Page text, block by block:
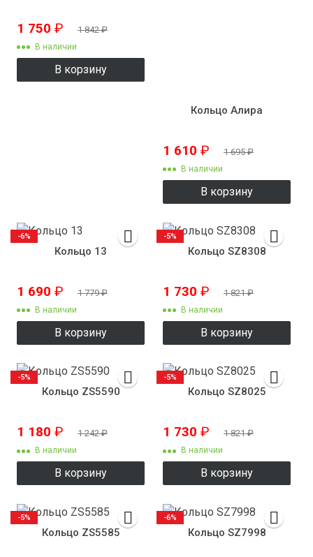
1 750 ₽ 1 842₽
В наличии
В корзину
Кольцо Алира
1 610 ₽ 1 695₽
В наличии
В корзину
Кольцо 13
1 690 ₽ 1 779₽
В наличии
В корзину
-6%
Кольцо SZ8308
1 730 ₽ 1 821₽
В наличии
В корзину
-5%
Кольцо ZS5590
1 180 ₽ 1 242₽
В наличии
В корзину
-5%
Кольцо SZ8025
1 730 ₽ 1 821₽
В наличии
В корзину
-5%
Кольцо ZS5585
-5%
Кольцо SZ7998
-6%